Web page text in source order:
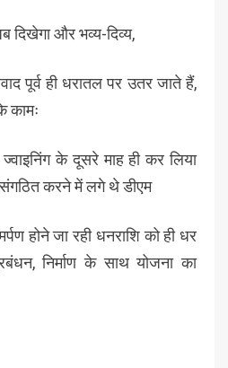
दिखेगा और भव्य-दिव्य,
पूर्व ही धरातल पर उतर जाते हैं,
ज्वाइनिंग के दूसरे माह ही कर लिया
संगठित करने में लगे थे डीएम
होने जा रही धनराशि को ही धर
निर्माण के साथ योजना का